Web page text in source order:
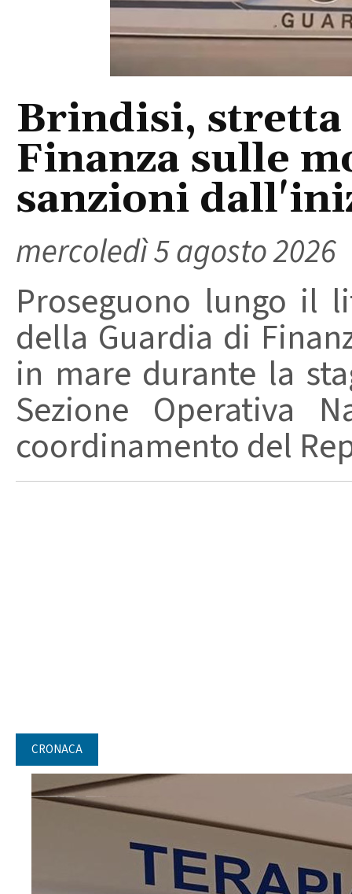
Brindisi, stretta
Finanza sulle
sanzioni
mercoledì 5 agosto 2026
Proseguono lungo il
della Guardia di
in mare durante la
Sezione Operativa
coordinamento del
CRONACA